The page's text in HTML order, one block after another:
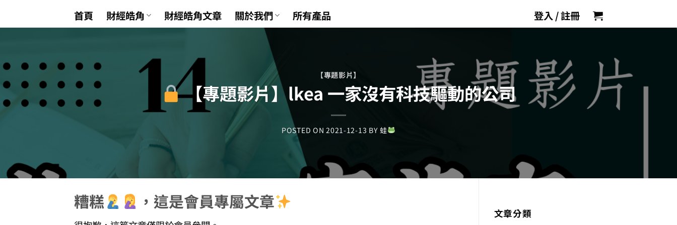
首頁 財經皓角 財經皓角文章 關於我們 所有產品 登入 / 註冊
【專題影片】
【專題影片】lkea 一家沒有科技驅動的公司
POSTED ON2021-12-13 BY 蛙
糟糕 ，這是會員專屬文章
文章分類